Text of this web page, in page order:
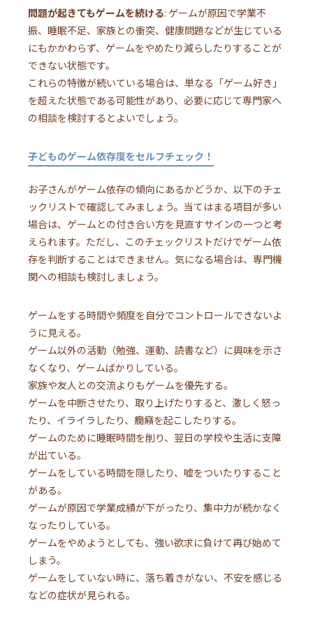
問題が起きてもゲームを続ける: ゲームが原因で学業不
振、睡眠不足、家族との衝突、健康問題などが生じている
にもかかわらず、ゲームをやめたり減らしたりすることが
できない状態です。
これらの特徴が続いている場合は、単なる「ゲーム好き」
を超えた状態である可能性があり、必要に応じて専門家へ
の相談を検討するとよいでしょう。
子どものゲーム依存度をセルフチェック！
お子さんがゲーム依存の傾向にあるかどうか、以下のチェ
ックリストで確認してみましょう。当てはまる項目が多い
場合は、ゲームとの付き合い方を見直すサインの一つと考
えられます。ただし、このチェックリストだけでゲーム依
存を判断することはできません。気になる場合は、専門機
関への相談も検討しましょう。
ゲームをする時間や頻度を自分でコントロールできないよ
うに見える。
ゲーム以外の活動（勉強、運動、読書など）に興味を示さ
なくなり、ゲームばかりしている。
家族や友人との交流よりもゲームを優先する。
ゲームを中断させたり、取り上げたりすると、激しく怒っ
たり、イライラしたり、癇癪を起こしたりする。
ゲームのために睡眠時間を削り、翌日の学校や生活に支障
が出ている。
ゲームをしている時間を隠したり、嘘をついたりすること
がある。
ゲームが原因で学業成績が下がったり、集中力が続かなく
なったりしている。
ゲームをやめようとしても、強い欲求に負けて再び始めて
しまう。
ゲームをしていない時に、落ち着きがない、不安を感じる
などの症状が見られる。